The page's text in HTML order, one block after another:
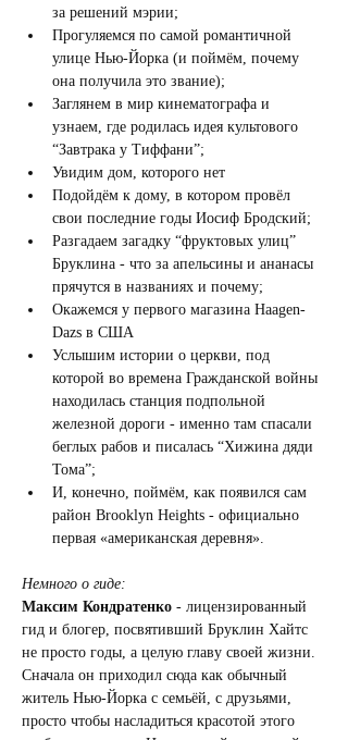
за решений мэрии;
Прогуляемся по самой романтичной
улице Нью-Йорка (и поймём, почему
она получила это звание);
Заглянем в мир кинематографа и
узнаем, где родилась идея культового
“Завтрака у Тиффани”;
Увидим дом, которого нет
Подойдём к дому, в котором провёл
свои последние годы Иосиф Бродский;
Разгадаем загадку “фруктовых улиц”
Бруклина - что за апельсины и ананасы
прячутся в названиях и почему;
Окажемся у первого магазина Haagen-
Dazs в США
Услышим истории о церкви, под
которой во времена Гражданской войны
находилась станция подпольной
железной дороги - именно там спасали
беглых рабов и писалась “Хижина дяди
Тома”;
И, конечно, поймём, как появился сам
район Brooklyn Heights - официально
первая «американская деревня».
Немного о гиде:
Максим Кондратенко - лицензированный
гид и блогер, посвятивший Бруклин Хайтс
не просто годы, а целую главу своей жизни.
Сначала он приходил сюда как обычный
житель Нью-Йорка с семьёй, с друзьями,
просто чтобы насладиться красотой этого